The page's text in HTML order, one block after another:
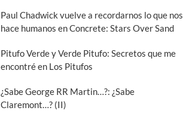
Paul Chadwick vuelve a recordarnos lo que nos
hace humanos en Concrete: Stars Over Sand
Pitufo Verde y Verde Pitufo: Secretos que me
encontré en Los Pitufos
¿Sabe George RR Martin…?: ¿Sabe
Claremont…? (II)